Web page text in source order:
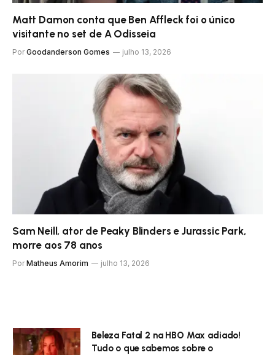
Matt Damon conta que Ben Affleck foi o único
visitante no set de A Odisseia
Por Goodanderson Gomes julho 13, 2026
Sam Neill, ator de Peaky Blinders e Jurassic Park,
morre aos 78 anos
Por Matheus Amorim julho 13, 2026
Beleza Fatal 2 na HBO Max adiado!
Tudo o que sabemos sobre o